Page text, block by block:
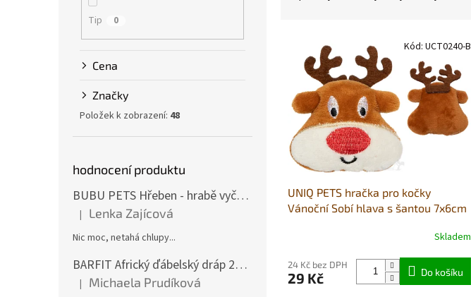
Tip 0
Cena
Značky
Položek k zobrazení: 48
hodnocení produktu
BUBU PETS Hřeben - hrabě vyčesávací dvouřadé modré 11x15cm
Hodnocení produktu je 1 z 5 hvězdiček.
| Lenka Zajícová
Nic moc, netahá chlupy...
BARFIT Africký ďábelský dráp 250g
Hodnocení produktu je 5 z 5 hvězdiček.
| Michaela Prudíková
UNIQ PETS hračka pro kočky
Vánoční Sobí hlava s šantou 7x6cm
Skladem
24 Kč bez DPH
29 Kč Do košíku
Kód: UCT0240-B